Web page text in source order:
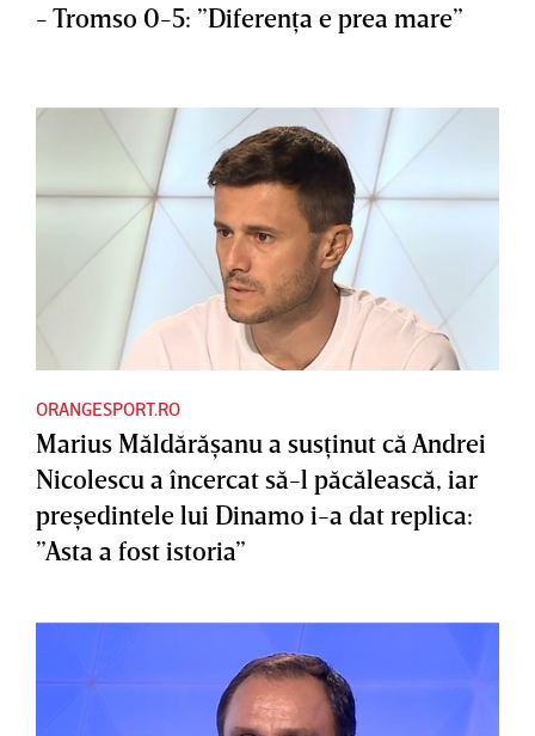
- Tromso 0-5: ”Diferenţa e prea mare”
ORANGESPORT.RO
Marius Măldărăşanu a susţinut că Andrei
Nicolescu a încercat să-l păcălească, iar
preşedintele lui Dinamo i-a dat replica:
”Asta a fost istoria”